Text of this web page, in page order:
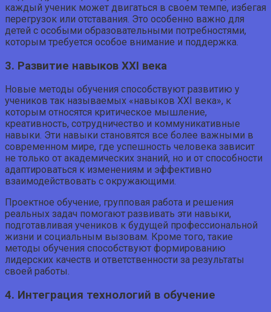
каждый ученик может двигаться в своем темпе, избегая
перегрузок или отставания. Это особенно важно для
детей с особыми образовательными потребностями,
которым требуется особое внимание и поддержка.
3. Развитие навыков XXI века
Новые методы обучения способствуют развитию у
учеников так называемых «навыков XXI века», к
которым относятся критическое мышление,
креативность, сотрудничество и коммуникативные
навыки. Эти навыки становятся все более важными в
современном мире, где успешность человека зависит
не только от академических знаний, но и от способности
адаптироваться к изменениям и эффективно
взаимодействовать с окружающими.
Проектное обучение, групповая работа и решения
реальных задач помогают развивать эти навыки,
подготавливая учеников к будущей профессиональной
жизни и социальным вызовам. Кроме того, такие
методы обучения способствуют формированию
лидерских качеств и ответственности за результаты
своей работы.
4. Интеграция технологий в обучение